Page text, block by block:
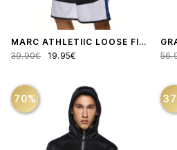
MARC ATHLETIIC LOOSE FIT MESH SHORTS
39.90€
19.95€
70%